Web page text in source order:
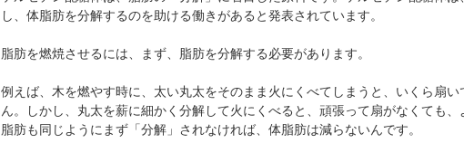
し、体脂肪を分解するのを助ける働きがあると発表されています。
脂肪を燃焼させるには、まず、脂肪を分解する必要があります。
例えば、木を燃やす時に、太い丸太をそのまま火にくべてしまうと、いくら扇
ん。しかし、丸太を薪に細かく分解して火にくべると、頑張って扇がなくても、
脂肪も同じようにまず「分解」されなければ、体脂肪は減らないんです。